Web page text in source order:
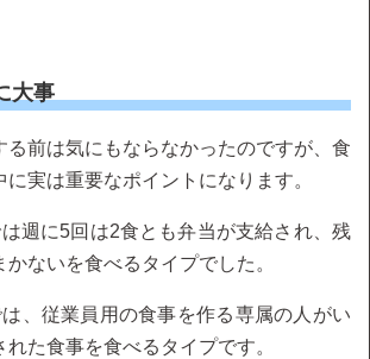
大事
る前は気にもならなかったのですが、食
実は重要なポイントになります。
週に5回は2食とも弁当が支給され、残
かないを食べるタイプでした。
、従業員用の食事を作る専属の人がい
た食事を食べるタイプです。